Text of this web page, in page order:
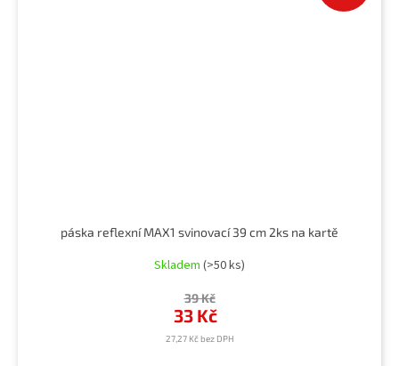
páska reflexní MAX1 svinovací 39 cm 2ks na kartě
Skladem (>50 ks)
27,27 Kč bez DPH
33 Kč
39 Kč